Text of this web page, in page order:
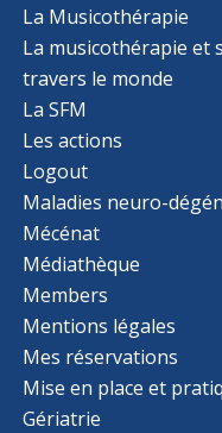
La Musicothérapie
La musicothérapie et
travers le monde
La SFM
Les actions
Logout
Maladies neuro-
Mécénat
Médiathèque
Members
Mentions légales
Mes réservations
Mise en place et
Gériatrie